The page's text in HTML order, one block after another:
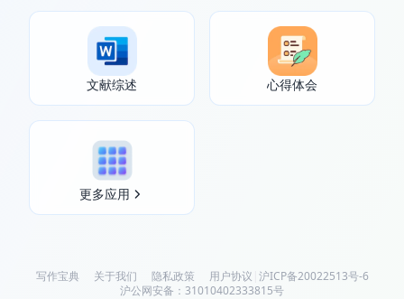
文献综述 心得体会
更多应用
写作宝典 关于我们 隐私政策 用户协议 沪ICP备20022513号-6
沪公网安备：31010402333815号